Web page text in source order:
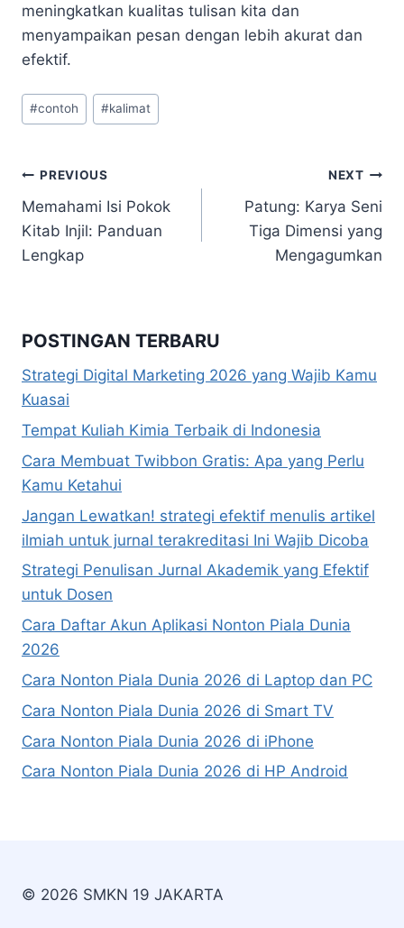
meningkatkan kualitas tulisan kita dan
menyampaikan pesan dengan lebih akurat dan
efektif.
Post
Tags:
#contoh #kalimat
Navigasi
pos
PREVIOUS
Memahami Isi Pokok
Kitab Injil: Panduan
Lengkap
NEXT
Patung: Karya Seni
Tiga Dimensi yang
Mengagumkan
POSTINGAN TERBARU
Strategi Digital Marketing 2026 yang Wajib Kamu
Kuasai
Tempat Kuliah Kimia Terbaik di Indonesia
Cara Membuat Twibbon Gratis: Apa yang Perlu
Kamu Ketahui
Jangan Lewatkan! strategi efektif menulis artikel
ilmiah untuk jurnal terakreditasi Ini Wajib Dicoba
Strategi Penulisan Jurnal Akademik yang Efektif
untuk Dosen
Cara Daftar Akun Aplikasi Nonton Piala Dunia
2026
Cara Nonton Piala Dunia 2026 di Laptop dan PC
Cara Nonton Piala Dunia 2026 di Smart TV
Cara Nonton Piala Dunia 2026 di iPhone
Cara Nonton Piala Dunia 2026 di HP Android
© 2026 SMKN 19 JAKARTA